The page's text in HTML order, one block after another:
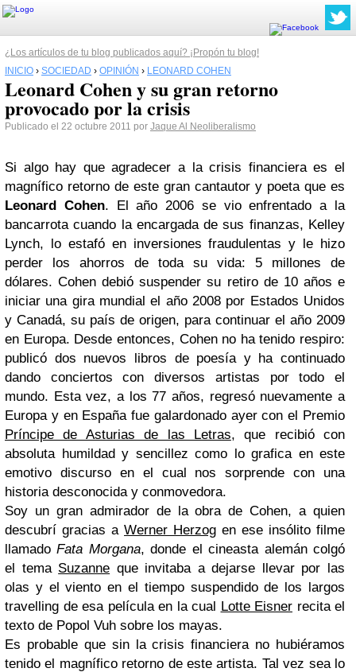
¿Los artículos de tu blog publicados aquí? ¡Propón tu blog!
INICIO › SOCIEDAD › OPINIÓN › LEONARD COHEN
Leonard Cohen y su gran retorno
provocado por la crisis
Publicado el 22 octubre 2011 por Jaque Al Neoliberalismo
Si algo hay que agradecer a la crisis financiera es el
magnífico retorno de este gran cantautor y poeta que es
Leonard Cohen. El año 2006 se vio enfrentado a la
bancarrota cuando la encargada de sus finanzas, Kelley
Lynch, lo estafó en inversiones fraudulentas y le hizo
perder los ahorros de toda su vida: 5 millones de
dólares. Cohen debió suspender su retiro de 10 años e
iniciar una gira mundial el año 2008 por Estados Unidos
y Canadá, su país de origen, para continuar el año 2009
en Europa. Desde entonces, Cohen no ha tenido respiro:
publicó dos nuevos libros de poesía y ha continuado
dando conciertos con diversos artistas por todo el
mundo. Esta vez, a los 77 años, regresó nuevamente a
Europa y en España fue galardonado ayer con el Premio
Príncipe de Asturias de las Letras, que recibió con
absoluta humildad y sencillez como lo grafica en este
emotivo discurso en el cual nos sorprende con una
historia desconocida y conmovedora.
Soy un gran admirador de la obra de Cohen, a quien
descubrí gracias a Werner Herzog en ese insólito filme
llamadoFata Morgana, donde el cineasta alemán colgó
el tema Suzanne que invitaba a dejarse llevar por las
olas y el viento en el tiempo suspendido de los largos
travelling de esa película en la cual Lotte Eisner recita el
texto de Popol Vuh sobre los mayas.
Es probable que sin la crisis financiera no hubiéramos
tenido el magnífico retorno de este artista. Tal vez sea lo